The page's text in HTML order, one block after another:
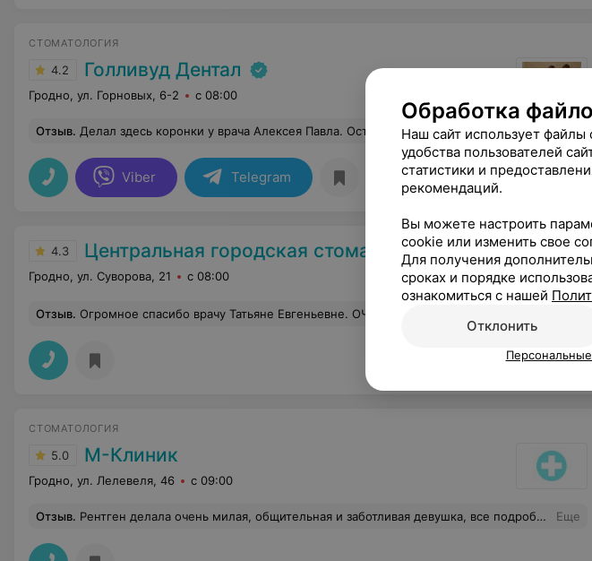
СТОМАТОЛОГИЯ
4.2 Голливуд Дентал
Гродно, ул. Горновых, 6-2 с 08:00
Отзыв. Делал здесь коронки у врача Алексея Павла. Остался очень доволен. На каждом приёме не испытывал ни боли ни страха, даже приятно было Ортопед работал невероятно бережно и качественно. Спасибо ему большое! Я и моя жена остались под хорошим впечатлением от тёплой, даже семейной обстановки в клинике! Голливуд, будем вас всем рекомендовать Еще
Viber Telegram Отзывы48
4.3 Центральная городская стоматологическая поликлиника г. Гродно
Гродно, ул. Суворова, 21 с 08:00
Отзыв. Огромное спасибо врачу Татьяне Евгеньевне. ОЧЕНЬ большая умница , профессионально , вежливо , заботливо. !!!!!!
СТОМАТОЛОГИЯ
5.0 М-Клиник
Гродно, ул. Лелевеля, 46 с 09:00
Отзыв. Рентген делала очень милая, общительная и заботливая девушка, все подробно объясняя, так, что ты не чувствуешь себя тупым, все четко получилось, даже, вроде, у кого-то было несколько попыток Еще
Обработка
Наш сайт использует
удобства пользователей
статистики и
рекомендаций.
Вы можете настроить
cookie или изменить свое
Для получения
сроках и порядке
ознакомиться с нашей
Отклонить